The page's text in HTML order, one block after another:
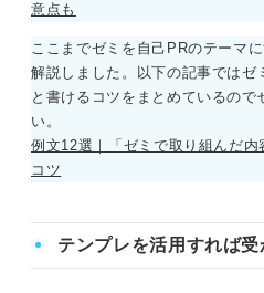
意点も
ここまでゼミを自己PRのテーマ
解説しました。以下の記事ではゼ
と書けるコツをまとめているので
い。
例文12選｜「ゼミで取り組んだ
コツ
テンプレを活用すれば